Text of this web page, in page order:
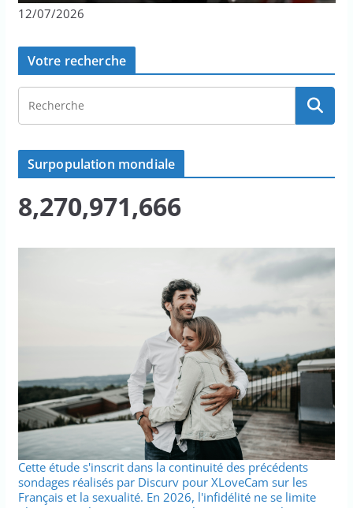
12/07/2026
Votre recherche
Surpopulation mondiale
8,270,971,666
Cette étude s'inscrit dans la continuité des précédents
sondages réalisés par Discurv pour XLoveCam sur les
Français et la sexualité. En 2026, l'infidélité ne se limite